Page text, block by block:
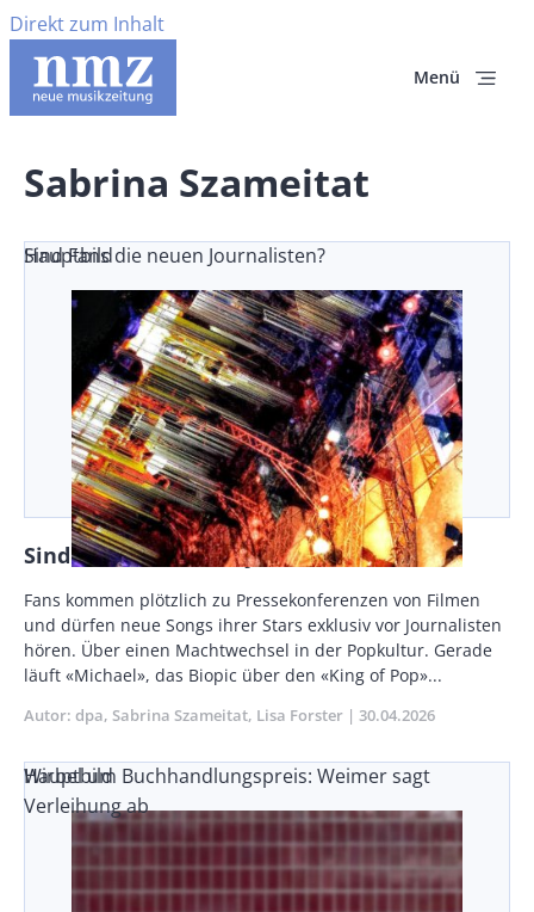
Direkt zum Inhalt
Menü
Sabrina Szameitat
Sind Fans die neuen Journalisten?
Hauptbild
Sind Fans die neuen Journalisten?
Body
Fans kommen plötzlich zu Pressekonferenzen von Filmen
und dürfen neue Songs ihrer Stars exklusiv vor Journalisten
hören. Über einen Machtwechsel in der Popkultur. Gerade
läuft «Michael», das Biopic über den «King of Pop»...
Autor dpa Sabrina Szameitat Lisa Forster Publikationsdatum
30.04.2026
Wirbel um Buchhandlungspreis: Weimer sagt
Verleihung ab
Hauptbild